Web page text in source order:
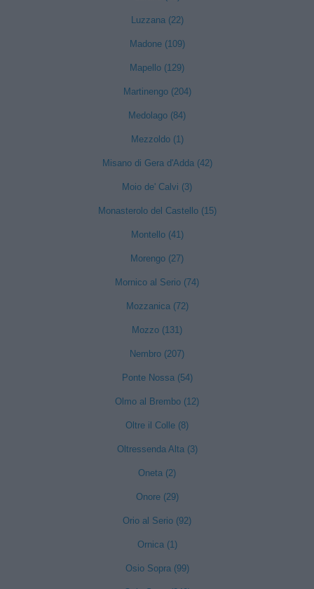
Luzzana (22)
Madone (109)
Mapello (129)
Martinengo (204)
Medolago (84)
Mezzoldo (1)
Misano di Gera d'Adda (42)
Moio de' Calvi (3)
Monasterolo del Castello (15)
Montello (41)
Morengo (27)
Mornico al Serio (74)
Mozzanica (72)
Mozzo (131)
Nembro (207)
Ponte Nossa (54)
Olmo al Brembo (12)
Oltre il Colle (8)
Oltressenda Alta (3)
Oneta (2)
Onore (29)
Orio al Serio (92)
Ornica (1)
Osio Sopra (99)